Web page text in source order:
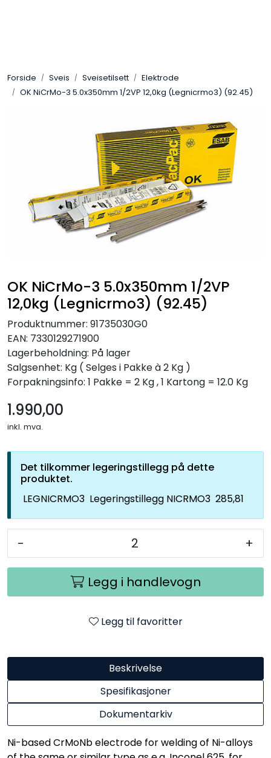
Forside Sveis Sveisetilsett
Elektrode
OK NiCrMo-3 5.0x350mm 1/2VP 12,0kg (Legnicrmo3) (92.45)
OK NiCrMo-3 5.0x350mm 1/2VP
12,0kg (Legnicrmo3) (92.45)
Produktnummer: 91735030G0
EAN: 7330129271900
Lagerbeholdning: På lager
Salgsenhet: Kg ( Selges i Pakke à 2 Kg )
Forpakningsinfo: 1 Pakke = 2 Kg , 1 Kartong = 12.0 Kg
1.990,00
inkl. mva.
Det tilkommer legeringstillegg på dette
produktet.
LEGNICRMO3 Legeringstillegg NICRMO3 285,81
- +
Legg i handlevogn
Legg til favoritter
Beskrivelse
Spesifikasjoner
Dokumentarkiv
Ni-based CrMoNb electrode for welding of Ni-alloys
Pakning
Verneutstyr